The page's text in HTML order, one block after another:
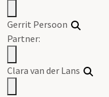
Gerrit Persoon
Partner:
Clara van der Lans